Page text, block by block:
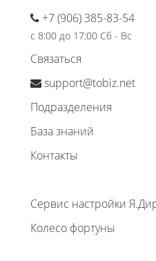
+7 (906) 385-83-54
с 8:00 до 17:00 Сб - Вс
Связаться
support@tobiz.net
Подразделения
База знаний
Контакты
Сервис настройки
Колесо фортуны